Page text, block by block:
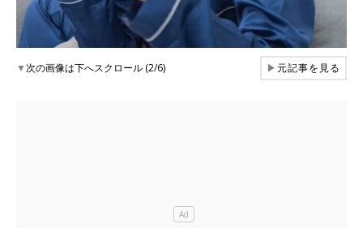
▼次の画像は下へスクロール (2/6) ▶元記事を見る